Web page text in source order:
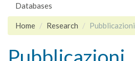
Databases
Home Research Pubblicazioni
Pubblicazioni